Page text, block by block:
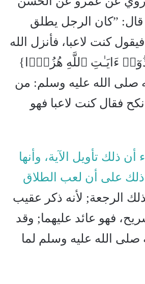
قال: ”كان الرجل يطلق
كنت لاعبا، فأنزل الله
ءَايَـٰتِ ٱللَّهِ هُزُوًۭا}
صلى الله عليه وسلم: من
فقال كنت لاعبا فهو
أن ذلك تأويل الآية، وأنها
على أن لعب الطلاق
الرجعة; لأنه ذكر عقيب
فهو عائد عليهما; وقد
صلى الله عليه وسلم لما